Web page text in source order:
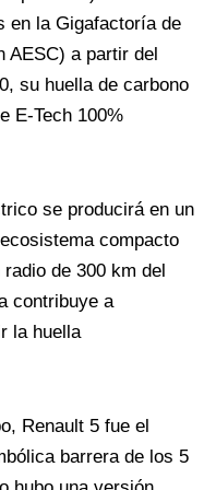
en la Gigafactoría de
AESC) a partir del
su huella de carbono
E-Tech 100%
se producirá en un
compacto
de 300 km del
contribuye a
la huella
Renault 5 fue el
barrera de los 5